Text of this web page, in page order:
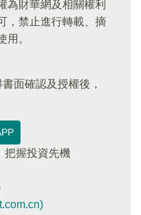
為財華網及相關權利
，禁止進行轉載、摘
用。
書面確認及授權後，
把握投資先機